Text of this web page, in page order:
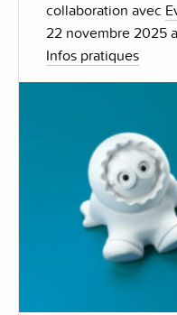
collaboration avec
22 novembre 2025
Infos pratiques